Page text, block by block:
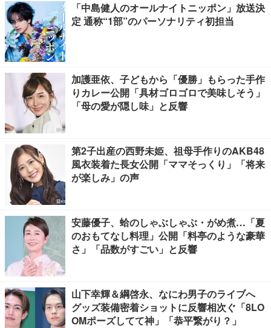
「中島健人のオールナイトニッポン」放送決
定 通称“1部”のパーソナリティ初担当
加護亜依、子どもから「優勝」もらった手作
りカレー公開「具材ゴロゴロで美味しそう」
「母の愛が隠し味」と反響
第2子出産の西野未姫、祖母手作りのAKB48
風衣装着た長女公開「ママそっくり」「将来
が楽しみ」の声
安藤優子、蛤のしゃぶしゃぶ・がめ煮…「夏
のおもてなし料理」公開「料亭のような豪華
さ」「品数がすごい」と反響
山下幸輝＆綱啓永、なにわ男子のライブへ
グッズ装備密着ショットに反響相次ぐ「8LO
OMポーズしてて神」「恭平繋がり？」